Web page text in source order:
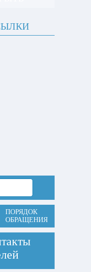
ПОРЯДОК
ОБРАЩЕНИЯ